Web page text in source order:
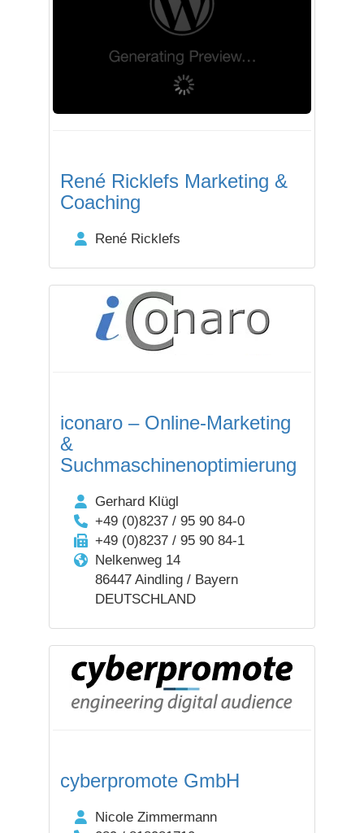
René Ricklefs Marketing &
Coaching
René Ricklefs
iconaro – Online-Marketing
&
Suchmaschinenoptimierung
Gerhard Klügl
+49 (0)8237 / 95 90 84-0
+49 (0)8237 / 95 90 84-1
Nelkenweg 14
86447 Aindling / Bayern
DEUTSCHLAND
cyberpromote GmbH
Nicole Zimmermann